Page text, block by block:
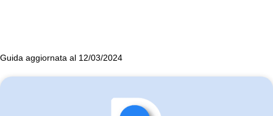
Guida aggiornata al 12/03/2024